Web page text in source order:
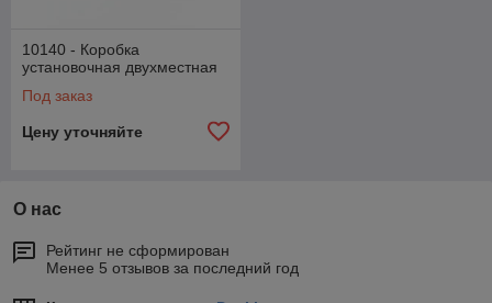
10140 - Коробка
установочная двухместная
Под заказ
Цену уточняйте
О нас
Рейтинг не сформирован
Менее 5 отзывов за последний год